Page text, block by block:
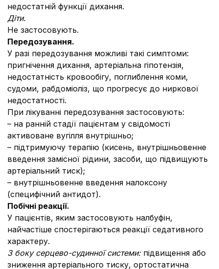
недостатній функції дихання.
Діти.
Не застосовують.
Передозування.
У разі передозування можливі такі симптоми:
пригнічення дихання, артеріальна гіпотензія,
недостатність кровообігу, поглиблення коми,
судоми, рабдоміоліз, що прогресує до ниркової
недостатності.
При лікуванні передозування застосовують:
– на ранній стадії пацієнтам у свідомості
активоване вугілля внутрішньо;
– підтримуючу терапію (кисень, внутрішньовенне
введення замісної рідини, засоби, що підвищують
артеріальний тиск);
– внутрішньовенне введення налоксону
(специфічний антидот).
Побічні реакції.
У пацієнтів, яким застосовують налбуфін,
найчастіше спостерігаються реакції седативного
характеру.
З боку серцево-судинної системи: підвищення або
зниження артеріального тиску, ортостатична